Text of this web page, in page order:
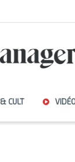
CULT